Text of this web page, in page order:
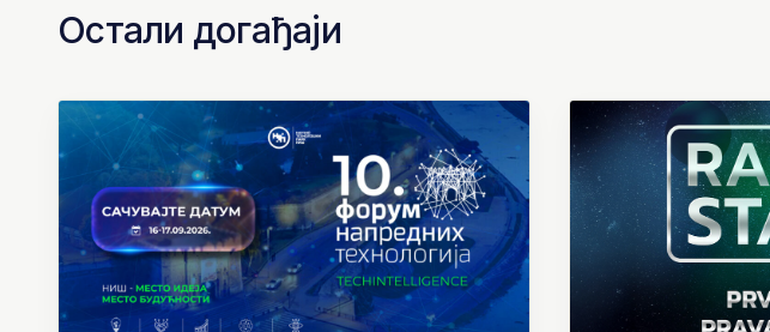
Остали догађаји